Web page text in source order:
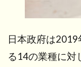
日本政府は
る14の業種に対